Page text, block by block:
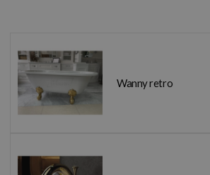
Wanny retro